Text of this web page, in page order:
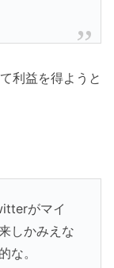
利益を得ようと
がマイ
しかみえな
な。